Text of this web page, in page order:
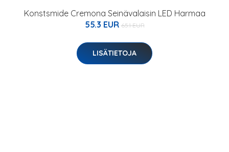
Konstsmide Cremona Seinävalaisin LED Harmaa
55.3 EUR 65.1 EUR
LISÄTIETOJA